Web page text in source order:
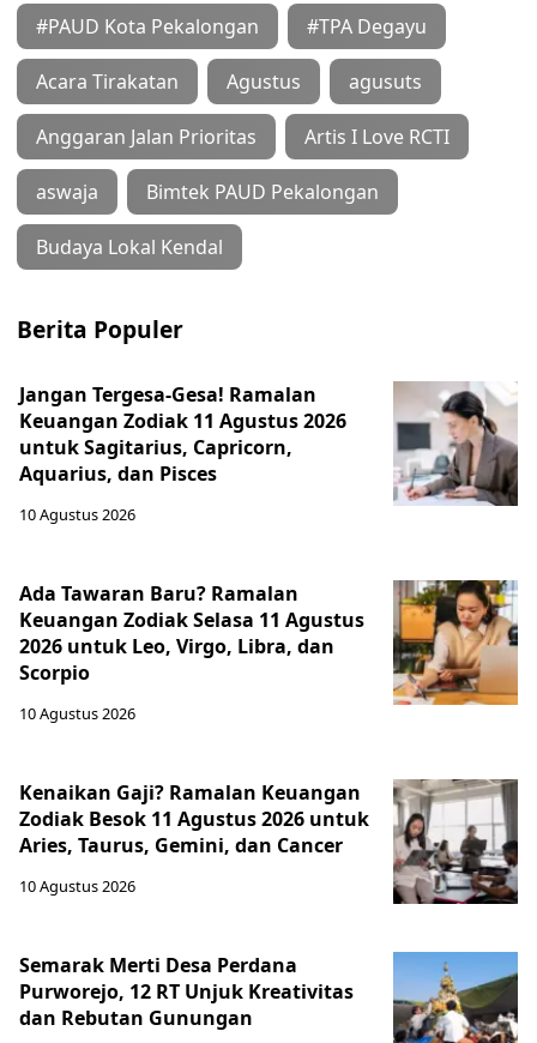
#PAUD Kota Pekalongan #TPA Degayu
Acara Tirakatan Agustus agusuts
Anggaran Jalan Prioritas Artis I Love RCTI
aswaja Bimtek PAUD Pekalongan
Budaya Lokal Kendal
Berita Populer
Jangan Tergesa-Gesa! Ramalan
Keuangan Zodiak 11 Agustus 2026
untuk Sagitarius, Capricorn,
Aquarius, dan Pisces
10 Agustus 2026
Ada Tawaran Baru? Ramalan
Keuangan Zodiak Selasa 11 Agustus
2026 untuk Leo, Virgo, Libra, dan
Scorpio
10 Agustus 2026
Kenaikan Gaji? Ramalan Keuangan
Zodiak Besok 11 Agustus 2026 untuk
Aries, Taurus, Gemini, dan Cancer
10 Agustus 2026
Semarak Merti Desa Perdana
Purworejo, 12 RT Unjuk Kreativitas
dan Rebutan Gunungan